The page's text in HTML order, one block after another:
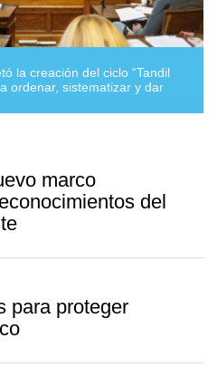
la creación del ciclo “Tandil
ordenar, sistematizar y dar
e instituciones,
marco
del
para proteger